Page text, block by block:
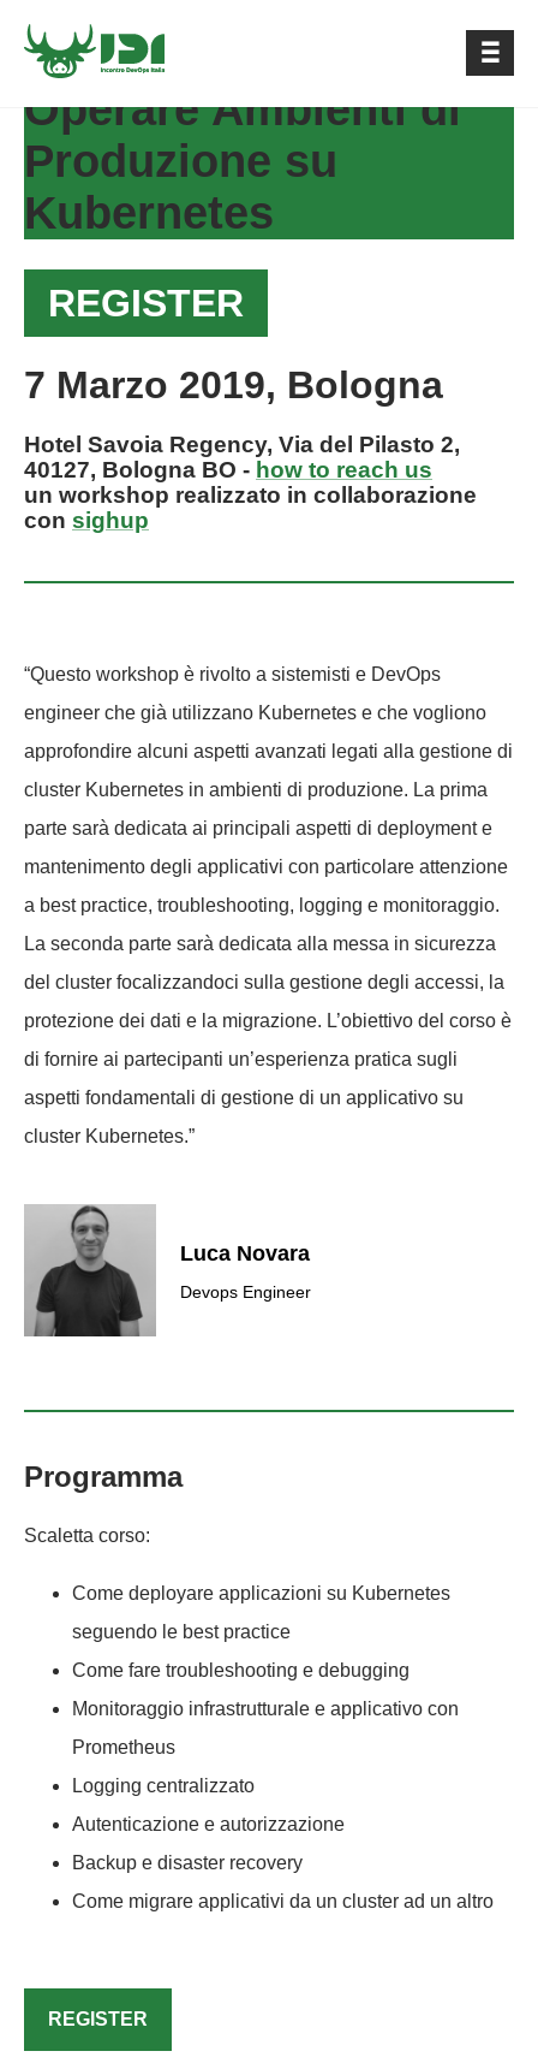
Operare Ambienti di
Produzione su
Kubernetes
REGISTER
7 Marzo 2019, Bologna
Hotel Savoia Regency, Via del Pilasto 2,
40127, Bologna BO - how to reach us
un workshop realizzato in collaborazione
con sighup
“Questo workshop è rivolto a sistemisti e DevOps
engineer che già utilizzano Kubernetes e che vogliono
approfondire alcuni aspetti avanzati legati alla gestione di
cluster Kubernetes in ambienti di produzione. La prima
parte sarà dedicata ai principali aspetti di deployment e
mantenimento degli applicativi con particolare attenzione
a best practice, troubleshooting, logging e monitoraggio.
La seconda parte sarà dedicata alla messa in sicurezza
del cluster focalizzandoci sulla gestione degli accessi, la
protezione dei dati e la migrazione. L’obiettivo del corso è
di fornire ai partecipanti un’esperienza pratica sugli
aspetti fondamentali di gestione di un applicativo su
cluster Kubernetes.”
Luca Novara
Devops Engineer
Programma
Scaletta corso:
Come deployare applicazioni su Kubernetes
seguendo le best practice
Come fare troubleshooting e debugging
Monitoraggio infrastrutturale e applicativo con
Prometheus
Logging centralizzato
Autenticazione e autorizzazione
Backup e disaster recovery
Come migrare applicativi da un cluster ad un altro
REGISTER